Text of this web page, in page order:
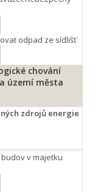
odpad ze sídlišť
chování
území města
zdrojů energie
v majetku